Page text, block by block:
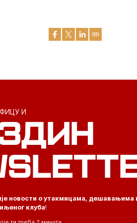
И
новости о утакмицама, дешавањима
клуба!